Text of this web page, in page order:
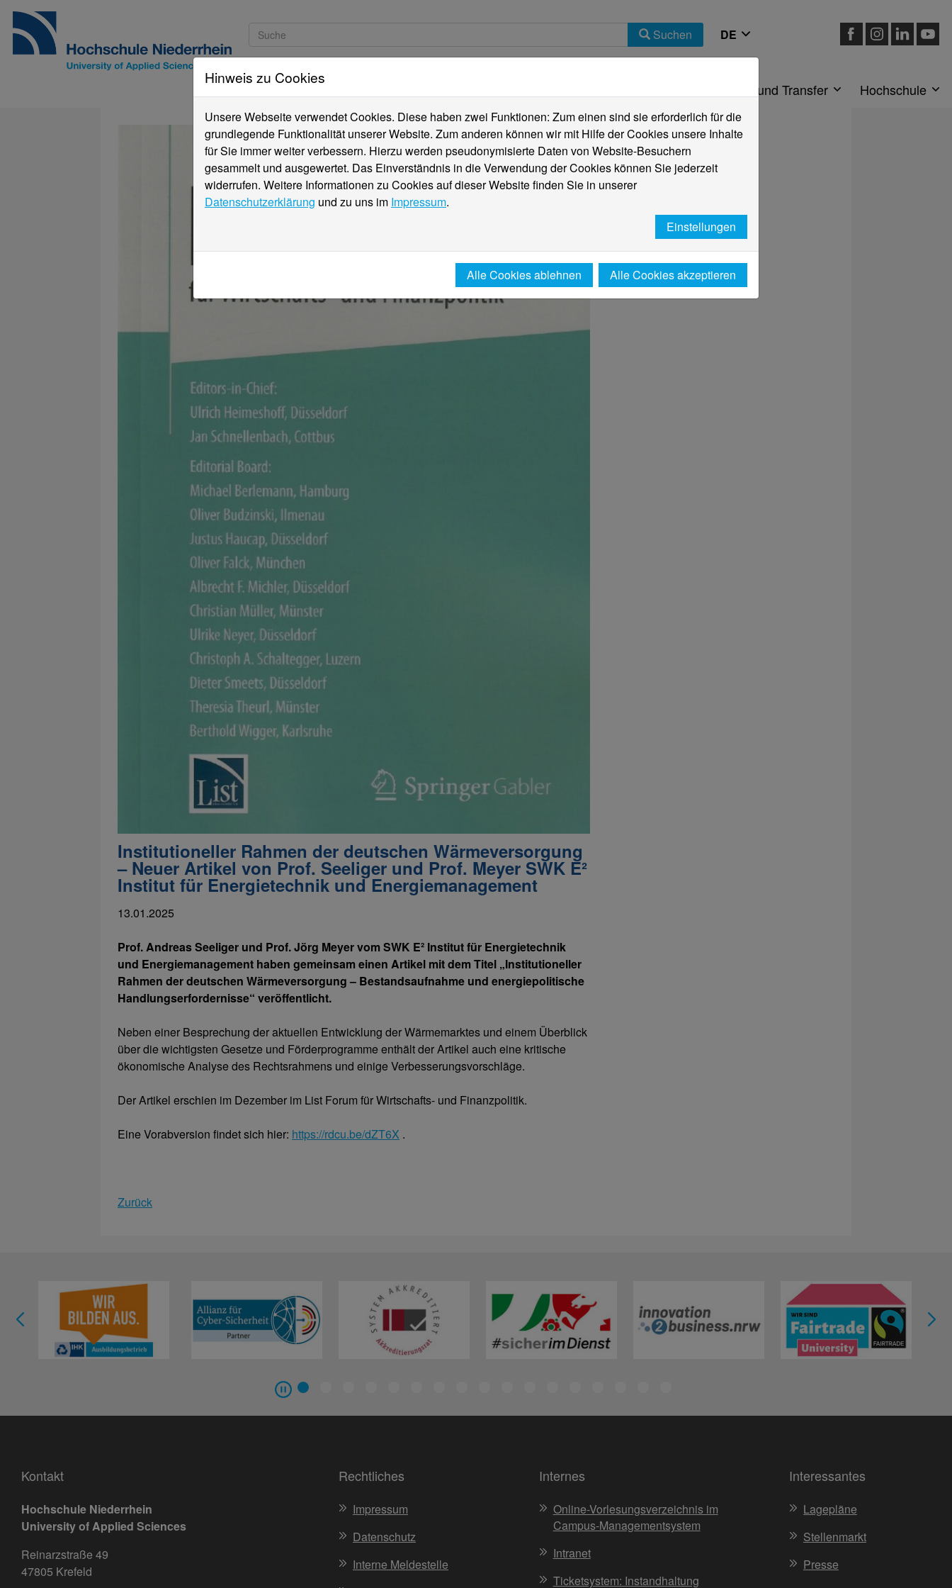
Suchen
Studieninteressierte Forschung und Transfer Hochschule
Institutioneller Rahmen der deutschen Wärmeversorgung
– Neuer Artikel von Prof. Seeliger und Prof. Meyer SWK E²
Institut für Energietechnik und Energiemanagement
13.01.2025
Prof. Andreas Seeliger und Prof. Jörg Meyer vom SWK E² Institut für Energietechnik
und Energiemanagement haben gemeinsam einen Artikel mit dem Titel „Institutioneller
Rahmen der deutschen Wärmeversorgung – Bestandsaufnahme und energiepolitische
Handlungserfordernisse“ veröffentlicht.
Neben einer Besprechung der aktuellen Entwicklung der Wärmemarktes und einem Überblick
über die wichtigsten Gesetze und Förderprogramme enthält der Artikel auch eine kritische
ökonomische Analyse des Rechtsrahmens und einige Verbesserungsvorschläge.
Der Artikel erschien im Dezember im List Forum für Wirtschafts- und Finanzpolitik.
Eine Vorabversion findet sich hier: https://rdcu.be/dZT6X .
Zurück
Kontakt
Hochschule Niederrhein
University of Applied Sciences
Reinarzstraße 49
47805 Krefeld
Rechtliches
Impressum
Datenschutz
Interne Meldestelle
Internes
Online-Vorlesungsverzeichnis im
Campus-Managementsystem
Intranet
Ticketsystem: Instandhaltung
Interessantes
Lagepläne
Stellenmarkt
Presse
Hinweis zu Cookies
Unsere Webseite verwendet Cookies. Diese haben zwei Funktionen: Zum einen sind sie erforderlich für die
grundlegende Funktionalität unserer Website. Zum anderen können wir mit Hilfe der Cookies unsere Inhalte
für Sie immer weiter verbessern. Hierzu werden pseudonymisierte Daten von Website-Besuchern
gesammelt und ausgewertet. Das Einverständnis in die Verwendung der Cookies können Sie jederzeit
widerrufen. Weitere Informationen zu Cookies auf dieser Website finden Sie in unserer
Datenschutzerklärung und zu uns im Impressum.
Einstellungen
Alle Cookies ablehnen Alle Cookies akzeptieren